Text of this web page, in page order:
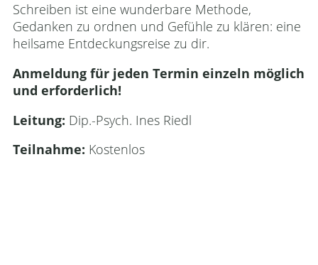
Schreiben ist eine wunderbare Methode,
Gedanken zu ordnen und Gefühle zu klären: eine
heilsame Entdeckungsreise zu dir.
Anmeldung für jeden Termin einzeln möglich
und erforderlich!
Leitung: Dip.-Psych. Ines Riedl
Teilnahme: Kostenlos